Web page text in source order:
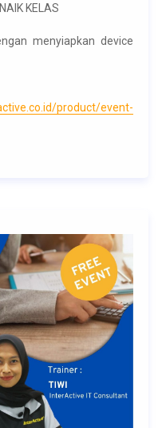
KELAS
menyiapkan device
product/event-